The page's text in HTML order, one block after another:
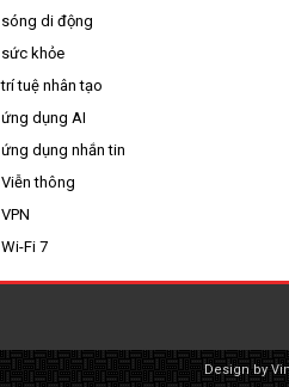
sóng di động
sức khỏe
trí tuệ nhân tạo
ứng dụng AI
ứng dụng nhắn tin
Viễn thông
VPN
Wi-Fi 7
Design by